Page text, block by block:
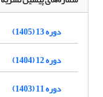
دوره 13 (1405)
دوره 12 (1404)
دوره 11 (1403)